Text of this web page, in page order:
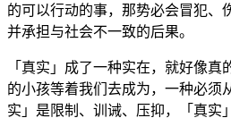
的可以行动的事，那势必会冒犯
并承担与社会不一致的后果。
「真实」成了一种实在，就好像
的小孩等着我们去成为，一种必须
实」是限制、训诫、压抑，「真实